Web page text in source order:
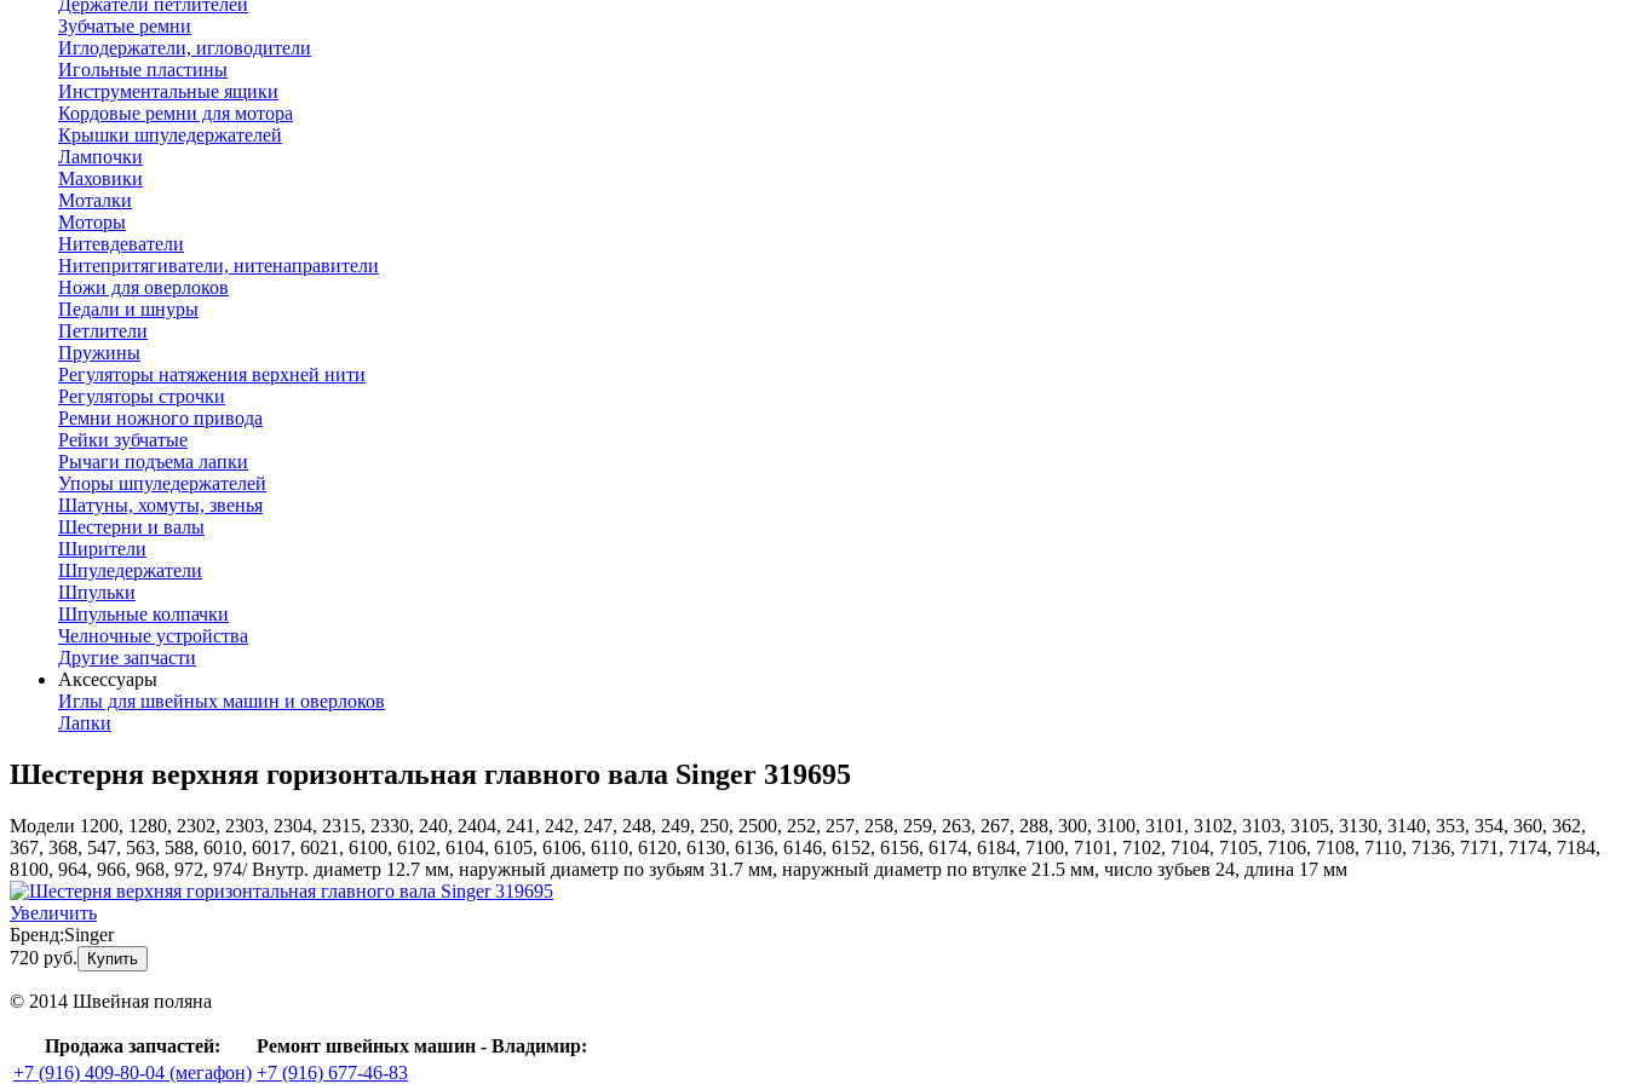
Держатели петлителей
Зубчатые ремни
Иглодержатели, игловодители
Игольные пластины
Инструментальные ящики
Кордовые ремни для мотора
Крышки шпуледержателей
Лампочки
Маховики
Моталки
Моторы
Нитевдеватели
Нитепритягиватели, нитенаправители
Ножи для оверлоков
Педали и шнуры
Петлители
Пружины
Регуляторы натяжения верхней нити
Регуляторы строчки
Ремни ножного привода
Рейки зубчатые
Рычаги подъема лапки
Упоры шпуледержателей
Шатуны, хомуты, звенья
Шестерни и валы
Ширители
Шпуледержатели
Шпульки
Шпульные колпачки
Челночные устройства
Другие запчасти
Аксессуары
Иглы для швейных машин и оверлоков
Лапки
Шестерня верхняя горизонтальная главного вала Singer 319695
Модели 1200, 1280, 2302, 2303, 2304, 2315, 2330, 240, 2404, 241, 242, 247, 248, 249, 250, 2500, 252, 257, 258, 259, 263, 267, 288, 300, 3100, 3101, 3102, 3103, 3105, 3130, 3140, 353, 354, 360, 362,
367, 368, 547, 563, 588, 6010, 6017, 6021, 6100, 6102, 6104, 6105, 6106, 6110, 6120, 6130, 6136, 6146, 6152, 6156, 6174, 6184, 7100, 7101, 7102, 7104, 7105, 7106, 7108, 7110, 7136, 7171, 7174, 7184,
8100, 964, 966, 968, 972, 974/ Внутр. диаметр 12.7 мм, наружный диаметр по зубьям 31.7 мм, наружный диаметр по втулке 21.5 мм, число зубьев 24, длина 17 мм
Увеличить
Бренд:Singer
720 руб.
Купить
© 2014 Швейная поляна
Продажа запчастей:
Ремонт швейных машин - Владимир:
+7 (916) 409-80-04 (мегафон) +7 (916) 677-46-83